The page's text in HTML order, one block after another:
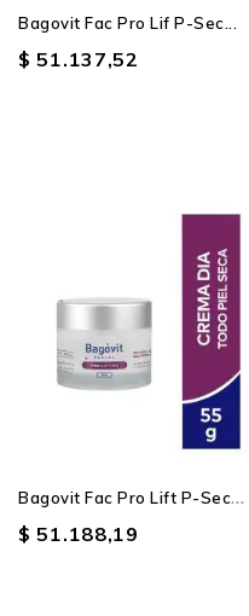
Bagovit Fac Pro Lif P-Sec...
$ 51.137,52
B
Agovit Fac Pro Lift P-Seca...
$ 51.188,19